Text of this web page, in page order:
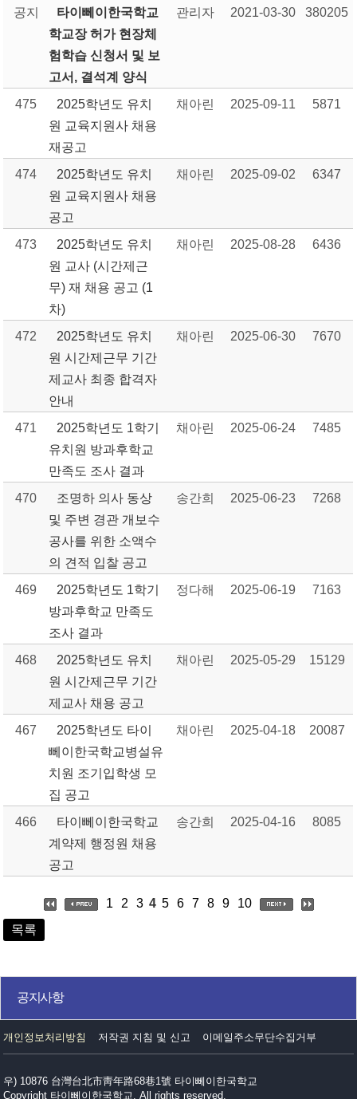
공지
타이뻬이한국학교
학교장 허가 현장체
험학습 신청서 및 보
고서, 결석계 양식
관리자 2021-03-30 380205
475
2025학년도 유치
원 교육지원사 채용
재공고
채아린 2025-09-11 5871
474
2025학년도 유치
원 교육지원사 채용
공고
채아린 2025-09-02 6347
473
2025학년도 유치
원 교사 (시간제근
무) 재 채용 공고 (1
차)
채아린 2025-08-28 6436
472
2025학년도 유치
원 시간제근무 기간
제교사 최종 합격자
안내
채아린 2025-06-30 7670
471
2025학년도 1학기
유치원 방과후학교
만족도 조사 결과
채아린 2025-06-24 7485
470
조명하 의사 동상
및 주변 경관 개보수
공사를 위한 소액수
의 견적 입찰 공고
송간희 2025-06-23 7268
469
2025학년도 1학기
방과후학교 만족도
조사 결과
정다해 2025-06-19 7163
468
2025학년도 유치
원 시간제근무 기간
제교사 채용 공고
채아린 2025-05-29 15129
467
2025학년도 타이
뻬이한국학교병설유
치원 조기입학생 모
집 공고
채아린 2025-04-18 20087
466
타이뻬이한국학교
계약제 행정원 채용
공고
송간희 2025-04-16 8085
1 2 3 4 5 6 7 8 9
10
목록
공지사항
개인정보처리방침 저작권 지침 및 신고 이메일주소무단수집거부
우) 10876 台灣台北市靑年路68巷1號 타이뻬이한국학교
Copyright 타이뻬이한국학교. All rights reserved.